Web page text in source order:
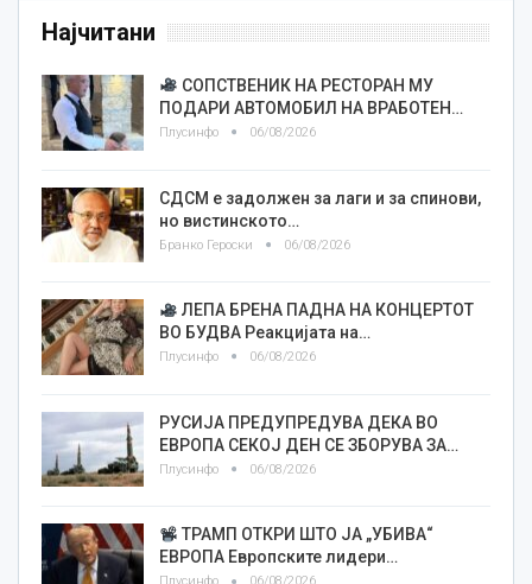
Најчитани
СОПСТВЕНИК НА РЕСТОРАН МУ
ПОДАРИ АВТОМОБИЛ НА ВРАБОТЕН…
Плусинфо 06/08/2026
СДСМ е задолжен за лаги и за спинови,
но вистинското…
Бранко Героски 06/08/2026
ЛЕПА БРЕНА ПАДНА НА КОНЦЕРТОТ
ВО БУДВА Реакцијата на…
Плусинфо 06/08/2026
РУСИЈА ПРЕДУПРЕДУВА ДЕКА ВО
ЕВРОПА СЕКОЈ ДЕН СЕ ЗБОРУВА ЗА…
Плусинфо 06/08/2026
ТРАМП ОТКРИ ШТО ЈА „УБИВА“
ЕВРОПА Европските лидери…